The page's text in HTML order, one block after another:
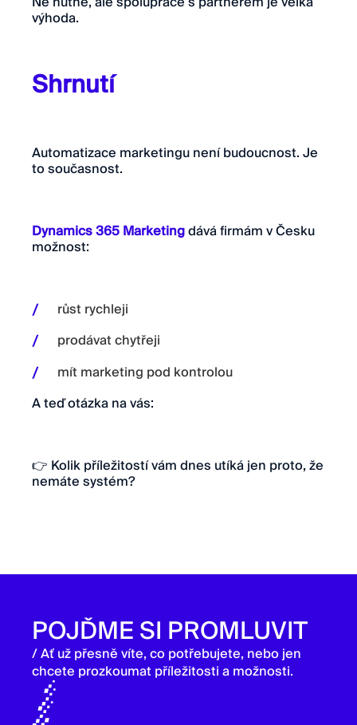
výhoda.
Shrnutí
Automatizace marketingu není budoucnost. Je
to současnost.
Dynamics 365 Marketingdává firmám v Česku
možnost:
růst rychleji
prodávat chytřeji
mít marketing pod kontrolou
A teď otázka na vás:
👉 Kolik příležitostí vám dnes utíká jen proto, že
nemáte systém?
POJĎME SI PROMLUVIT
/ Ať už přesně víte, co potřebujete, nebo jen
chcete prozkoumat příležitosti a možnosti.